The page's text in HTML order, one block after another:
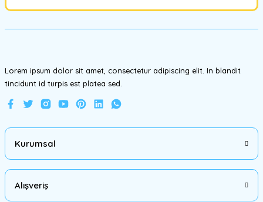
Lorem ipsum dolor sit amet, consectetur adipiscing elit. In blandit
tincidunt id turpis est platea sed.
Kurumsal
Alışveriş